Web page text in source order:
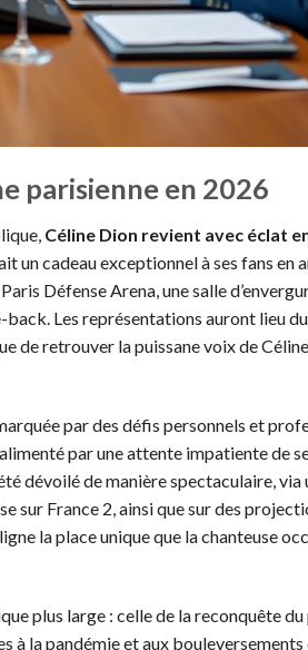
parisienne en 2026
Céline Dion revient avec éclat
un cadeau exceptionnel à ses fans en
Défense Arena, une salle
Les représentations auront lieu
de retrouver la puissane voix de
par des défis personnels et
par une attente impatiente de
dévoilé de manière spectaculaire, via
sur France 2, ainsi que sur des
la place unique que la chanteuse
plus large : celle de la reconquête
à la pandémie et aux